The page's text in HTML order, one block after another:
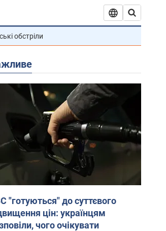
обстріли
"готуються" до суттєвого
цін: українцям
чого очікувати